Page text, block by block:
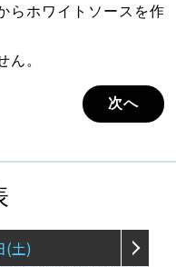
らホワイトソースを作
ん。
次へ